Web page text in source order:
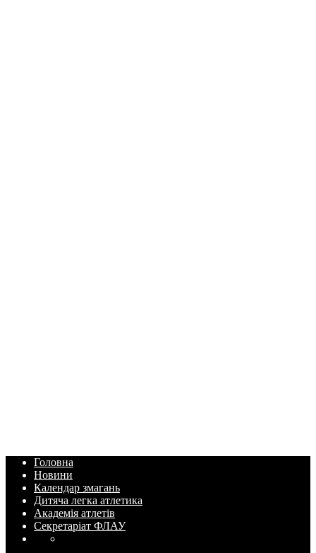
Головна
Новини
Календар змагань
Дитяча легка атлетика
Академія атлетів
Секретаріат ФЛАУ